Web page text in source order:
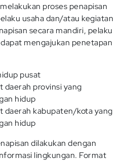
proses penapisan
usaha dan/atau kegiatan
secara mandiri, pelaku
mengajukan penetapan
pusat
daerah provinsi yang
hidup
daerah kabupaten/kota yang
hidup
dilakukan dengan
lingkungan. Format